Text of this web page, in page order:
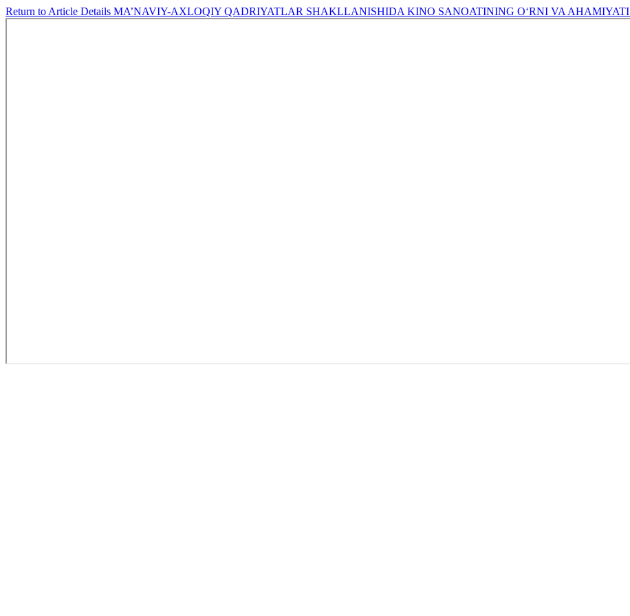
Return to Article Details MA’NAVIY-AXLOQIY QADRIYATLAR SHAKLLANISHIDA KINO SANOATINING O‘RNI VA AHAMIYATI